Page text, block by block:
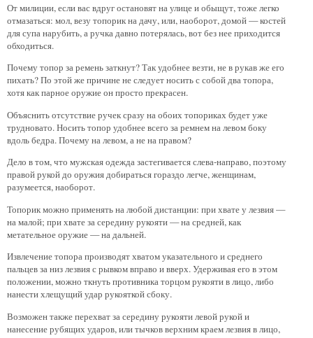
От милиции, если вас вдруг остановят на улице и обыщут, тоже легко
отмазаться: мол, везу топорик на дачу, или, наоборот, домой — костей
для супа нарубить, а ручка давно потерялась, вот без нее приходится
обходиться.
Почему топор за ремень заткнут? Так удобнее везти, не в рукав же его
пихать? По этой же причине не следует носить с собой два топора,
хотя как парное оружие он просто прекрасен.
Объяснить отсутствие ручек сразу на обоих топориках будет уже
трудновато. Носить топор удобнее всего за ремнем на левом боку
вдоль бедра. Почему на левом, а не на правом?
Дело в том, что мужская одежда застегивается слева-направо, поэтому
правой рукой до оружия добираться гораздо легче, женщинам,
разумеется, наоборот.
Топорик можно применять на любой дистанции: при хвате у лезвия —
на малой; при хвате за середину рукояти — на средней, как
метательное оружие — на дальней.
Извлечение топора производят хватом указательного и среднего
пальцев за низ лезвия с рывком вправо и вверх. Удерживая его в этом
положении, можно ткнуть противника торцом рукояти в лицо, либо
нанести хлещущий удар рукояткой сбоку.
Возможен также перехват за середину рукояти левой рукой и
нанесение рубящих ударов, или тычков верхним краем лезвия в лицо,